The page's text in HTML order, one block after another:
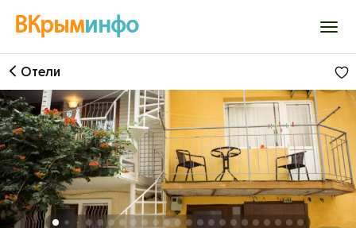
ВКрыминфо
Войти
Избранное
История просмотра
Добавить свой объект
Отели